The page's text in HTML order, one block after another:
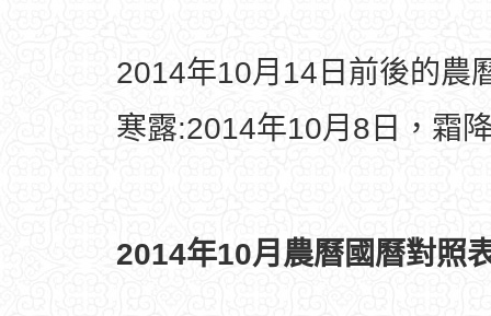
2014年10月14日前後的農
寒露:2014年10月8日，霜
2014年10月農曆國曆對照